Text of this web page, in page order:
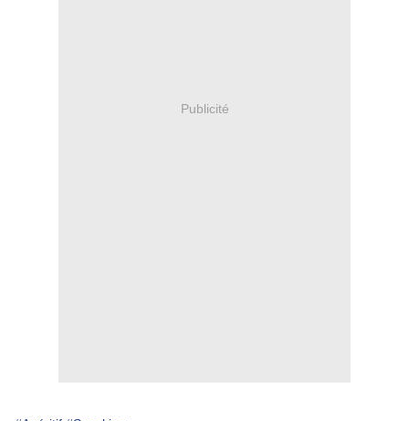
Publicité